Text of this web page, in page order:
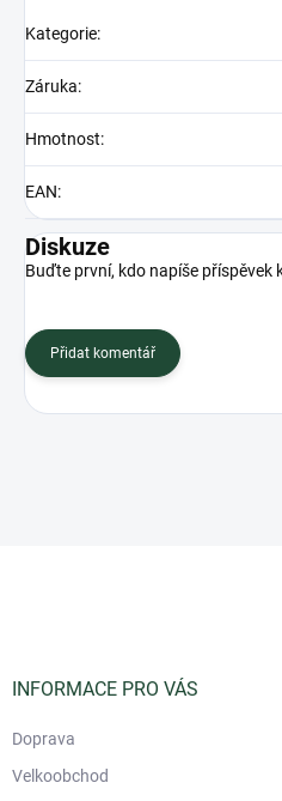
Kategorie:
Záruka:
Hmotnost:
EAN:
Diskuze
Buďte první, kdo napíše příspěvek
Přidat komentář
INFORMACE PRO VÁS
Doprava
Velkoobchod